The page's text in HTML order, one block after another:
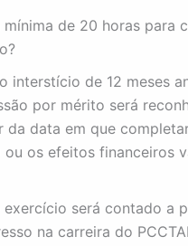
de 20 horas para
interstício de 12 meses
por mérito será
data em que
os efeitos financeiros
será contado a
na carreira do